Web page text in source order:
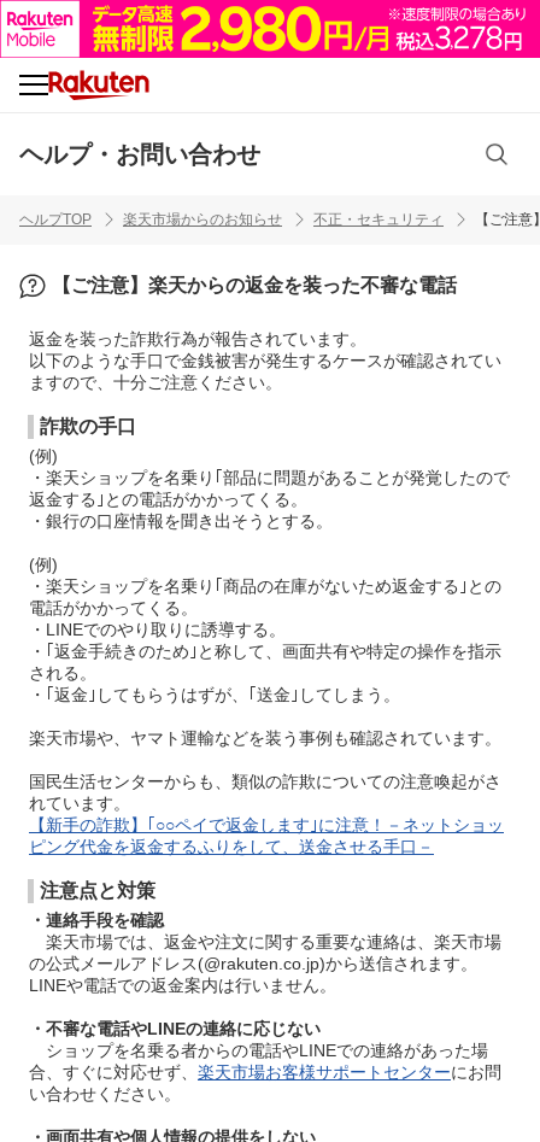
ヘルプ・お問い合わせ
ヘルプTOP 楽天市場からのお知らせ 不正・セキュリティ 【ご注
【ご注意】楽天からの返金を装った不審な電話
返金を装った詐欺行為が報告されています。
以下のような手口で金銭被害が発生するケースが確認されてい
ますので、十分ご注意ください。
詐欺の手口
(例)
・楽天ショップを名乗り｢部品に問題があることが発覚したので
返金する｣との電話がかかってくる。
・銀行の口座情報を聞き出そうとする。
(例)
・楽天ショップを名乗り｢商品の在庫がないため返金する｣との
電話がかかってくる。
・LINEでのやり取りに誘導する。
・｢返金手続きのため｣と称して、画面共有や特定の操作を指示
される。
・｢返金｣してもらうはずが、｢送金｣してしまう。
楽天市場や、ヤマト運輸などを装う事例も確認されています。
国民生活センターからも、類似の詐欺についての注意喚起がさ
れています。
【新手の詐欺】｢○○ペイで返金します｣に注意！－ネットショッ
ピング代金を返金するふりをして、送金させる手口－
注意点と対策
・連絡手段を確認
楽天市場では、返金や注文に関する重要な連絡は、楽天市場
の公式メールアドレス(@rakuten.co.jp)から送信されます。
LINEや電話での返金案内は行いません。
・不審な電話やLINEの連絡に応じない
ショップを名乗る者からの電話やLINEでの連絡があった場
合、すぐに対応せず、 楽天市場お客様サポートセンターにお問
い合わせください。
・画面共有や個人情報の提供をしない